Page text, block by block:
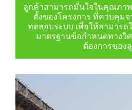
ลูกค้าสามารถมั่นใจในคุณภา
ตั้งของโครงการ ที่ควบคุม
ทดสอบระบบ เพื่อให้สามารถ
มาตรฐานข้อกำหนดทางวิ
ต้องการของ